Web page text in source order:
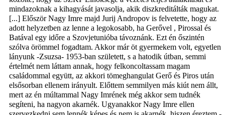
mindazoknak a kihagyását javasolja, akik diszkreditálták magukat.
[...] Először Nagy Imre majd Jurij Andropov is felvetette, hogy az
adott helyzetben az lenne a legokosabb, ha Gerővel , Pirossal és
Batával egy időre a Szovjetunióba távoznánk. Ezt én őszintén
szólva örömmel fogadtam. Akkor már öt gyermekem volt, egyetlen
lányunk -Zsuzsa- 1953-ban született, s a hatodik útban, semmi
értelmét nem láttam annak, hogy felkoncoltassam magam
családommal együtt, az akkori tömeghangulat Gerő és Piros után
elsősorban ellenem irányult. Előttem semmilyen más kiút nem állt,
mert az én múltammal Nagy Imrének még akkor sem tudnék
segíteni, ha nagyon akarnék. Ugyanakkor Nagy Imre ellen